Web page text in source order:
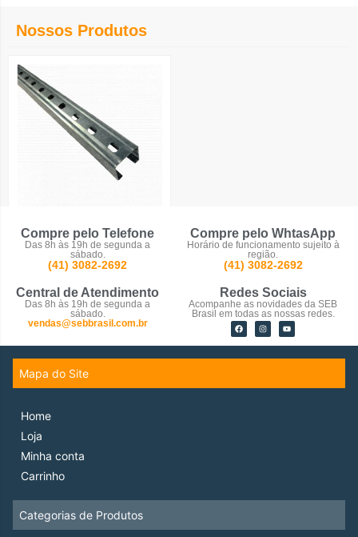
Nossos Produtos
Compre pelo Telefone
Das 8h às 19h de segunda a
sábado.
(41) 3082-2692
Compre pelo WhtasApp
Horário de funcionamento sujeito à
região.
(41) 3082-2692
Central de Atendimento
Das 8h às 19h de segunda a
sábado.
vendas@sebbrasil.com.br
Redes Sociais
Acompanhe as novidades da SEB
Brasil em todas as nossas redes.
Mapa do Site
Categorias de Produtos
Home
Loja
Minha conta
Carrinho